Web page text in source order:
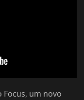
um novo